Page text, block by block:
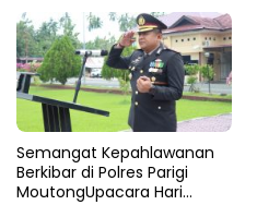
Semangat Kepahlawanan
Berkibar di Polres Parigi
MoutongUpacara Hari